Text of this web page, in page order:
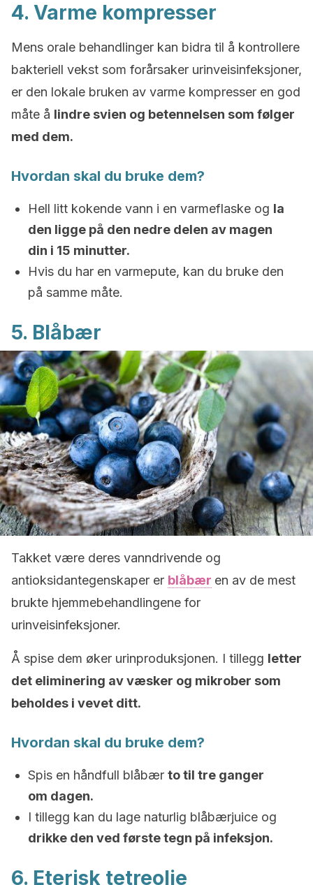
4. Varme kompresser
Mens orale behandlinger kan bidra til å kontrollere
bakteriell vekst som forårsaker urinveisinfeksjoner,
er den lokale bruken av varme kompresser en god
måte å lindre svien og betennelsen som følger
med dem.
Hvordan skal du bruke dem?
Hell litt kokende vann i en varmeflaske og la
den ligge på den nedre delen av magen
din i 15 minutter.
Hvis du har en varmepute, kan du bruke den
på samme måte.
5. Blåbær
Takket være deres vanndrivende og
antioksidantegenskaper er blåbær en av de mest
brukte hjemmebehandlingene for
urinveisinfeksjoner.
Å spise dem øker urinproduksjonen. I tillegg letter
det eliminering av væsker og mikrober som
beholdes i vevet ditt.
Hvordan skal du bruke dem?
Spis en håndfull blåbær to til tre ganger
om dagen.
I tillegg kan du lage naturlig blåbærjuice og
drikke den ved første tegn på infeksjon.
6. Eterisk tetreolje